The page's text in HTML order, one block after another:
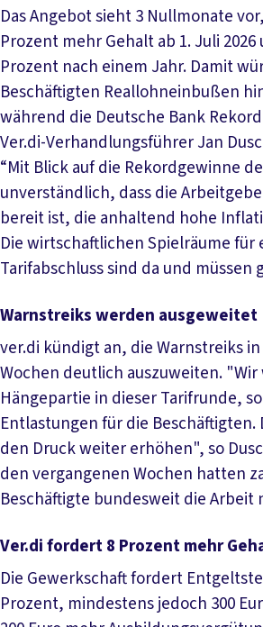
Das Angebot sieht 3 Nullmonate
Prozent mehr Gehalt ab 1. Juli
Prozent nach einem Jahr. Damit
Beschäftigten Reallohneinbußen
während die Deutsche Bank
Ver.di-Verhandlungsführer Jan
“Mit Blick auf die Rekordgewinne
unverständlich, dass die
bereit ist, die anhaltend hohe
Die wirtschaftlichen Spielräume für
Tarifabschluss sind da und müssen
Warnstreiks werden ausgeweitet
ver.di kündigt an, die Warnstreiks
Wochen deutlich auszuweiten.
Hängepartie in dieser Tarifrunde,
Entlastungen für die
den Druck weiter erhöhen", so
den vergangenen Wochen hatten
Beschäftigte bundesweit die Arbeit
Ver.di fordert 8 Prozent mehr
Die Gewerkschaft fordert
Prozent, mindestens jedoch 300